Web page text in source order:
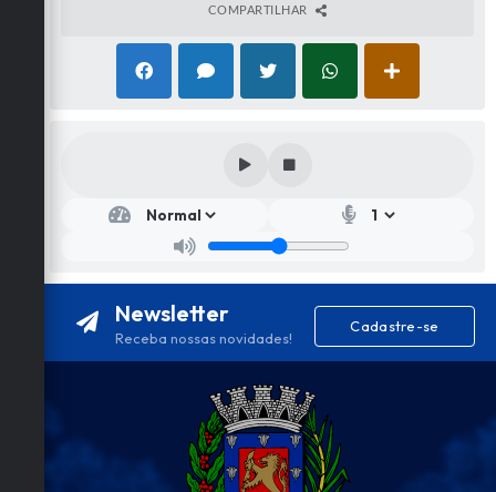
COMPARTILHAR
Newsletter
Receba nossas novidades!
Cadastre-se